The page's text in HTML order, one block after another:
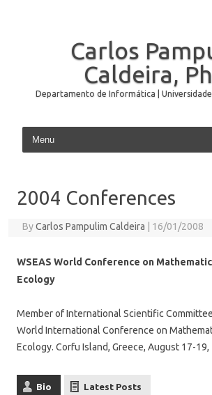
Carlos
Caldeira,
Departamento de Informática |
Skip to
2004 Conferences
ByCarlos Pampulim Caldeira 16/01/2008
WSEAS World Conference on
Ecology
Member of International Scientific
World International Conference on
Ecology. Corfu Island, Greece, August 17-19,
Bio Latest Posts